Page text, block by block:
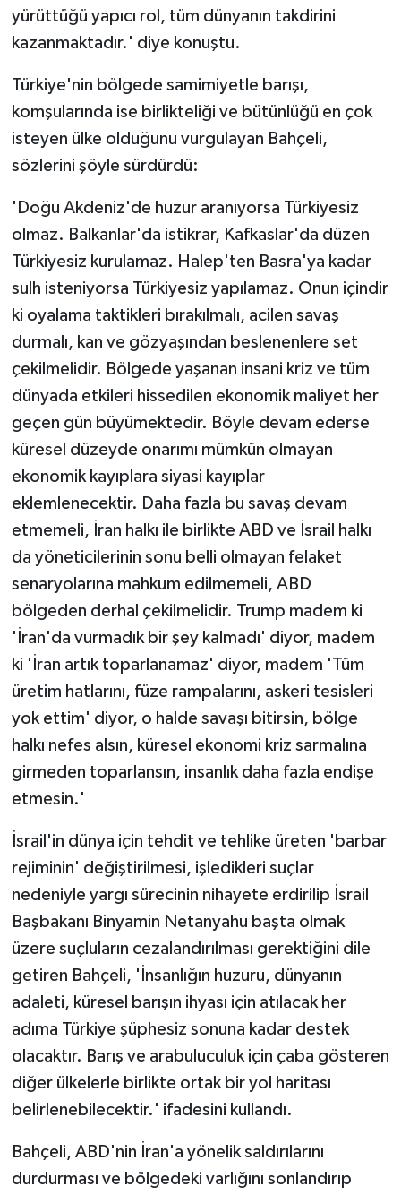
yürüttüğü yapıcı rol, tüm dünyanın takdirini
kazanmaktadır.' diye konuştu.
Türkiye'nin bölgede samimiyetle barışı,
komşularında ise birlikteliği ve bütünlüğü en çok
isteyen ülke olduğunu vurgulayan Bahçeli,
sözlerini şöyle sürdürdü:
'Doğu Akdeniz'de huzur aranıyorsa Türkiyesiz
olmaz. Balkanlar'da istikrar, Kafkaslar'da düzen
Türkiyesiz kurulamaz. Halep'ten Basra'ya kadar
sulh isteniyorsa Türkiyesiz yapılamaz. Onun içindir
ki oyalama taktikleri bırakılmalı, acilen savaş
durmalı, kan ve gözyaşından beslenenlere set
çekilmelidir. Bölgede yaşanan insani kriz ve tüm
dünyada etkileri hissedilen ekonomik maliyet her
geçen gün büyümektedir. Böyle devam ederse
küresel düzeyde onarımı mümkün olmayan
ekonomik kayıplara siyasi kayıplar
eklemlenecektir. Daha fazla bu savaş devam
etmemeli, İran halkı ile birlikte ABD ve İsrail halkı
da yöneticilerinin sonu belli olmayan felaket
senaryolarına mahkum edilmemeli, ABD
bölgeden derhal çekilmelidir. Trump madem ki
'İran'da vurmadık bir şey kalmadı' diyor, madem
ki 'İran artık toparlanamaz' diyor, madem 'Tüm
üretim hatlarını, füze rampalarını, askeri tesisleri
yok ettim' diyor, o halde savaşı bitirsin, bölge
halkı nefes alsın, küresel ekonomi kriz sarmalına
girmeden toparlansın, insanlık daha fazla endişe
etmesin.'
İsrail'in dünya için tehdit ve tehlike üreten 'barbar
rejiminin' değiştirilmesi, işledikleri suçlar
nedeniyle yargı sürecinin nihayete erdirilip İsrail
Başbakanı Binyamin Netanyahu başta olmak
üzere suçluların cezalandırılması gerektiğini dile
getiren Bahçeli, 'İnsanlığın huzuru, dünyanın
adaleti, küresel barışın ihyası için atılacak her
adıma Türkiye şüphesiz sonuna kadar destek
olacaktır. Barış ve arabuluculuk için çaba gösteren
diğer ülkelerle birlikte ortak bir yol haritası
belirlenebilecektir.' ifadesini kullandı.
Bahçeli, ABD'nin İran'a yönelik saldırılarını
durdurması ve bölgedeki varlığını sonlandırıp